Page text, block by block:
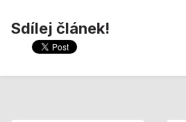
Sdílej článek!